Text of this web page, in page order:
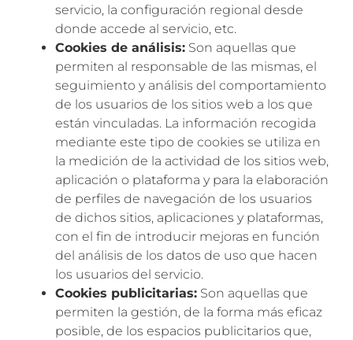
servicio, la configuración regional desde
donde accede al servicio, etc.
Cookies de análisis: Son aquellas que
permiten al responsable de las mismas, el
seguimiento y análisis del comportamiento
de los usuarios de los sitios web a los que
están vinculadas. La información recogida
mediante este tipo de cookies se utiliza en
la medición de la actividad de los sitios web,
aplicación o plataforma y para la elaboración
de perfiles de navegación de los usuarios
de dichos sitios, aplicaciones y plataformas,
con el fin de introducir mejoras en función
del análisis de los datos de uso que hacen
los usuarios del servicio.
Cookies publicitarias: Son aquellas que
permiten la gestión, de la forma más eficaz
posible, de los espacios publicitarios que,